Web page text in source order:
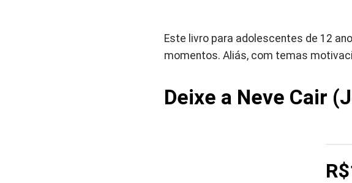
Este livro para adolescentes de 12
momentos. Aliás, com temas
Deixe a Neve Cair